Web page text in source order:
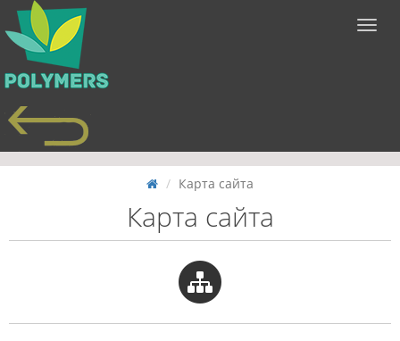
Карта сайта
Карта сайта